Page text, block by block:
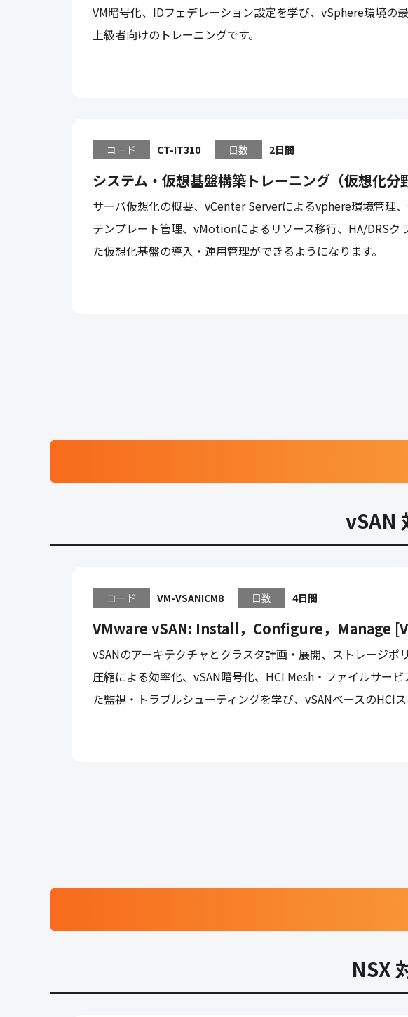
VM暗号化、IDフェデレーション設定を学び、vSphere環境の
上級者向けのトレーニングです。
コード CT-IT310 日数 2日間
システム・仮想基盤構築トレーニング（仮想化分
サーバ仮想化の概要、vCenter Serverによるvphere環境管理
テンプレート管理、vMotionによるリソース移行、HA/DRS
た仮想化基盤の導入・運用管理ができるようになります。
vSAN
コード VM-VSANICM8 日数 4日間
VMware vSAN: Install，Configure，Manage
vSANのアーキテクチャとクラスタ計画・展開、ストレージポ
圧縮による効率化、vSAN暗号化、HCI Mesh・ファイルサー
た監視・トラブルシューティングを学び、vSANベースのHCI
NSX